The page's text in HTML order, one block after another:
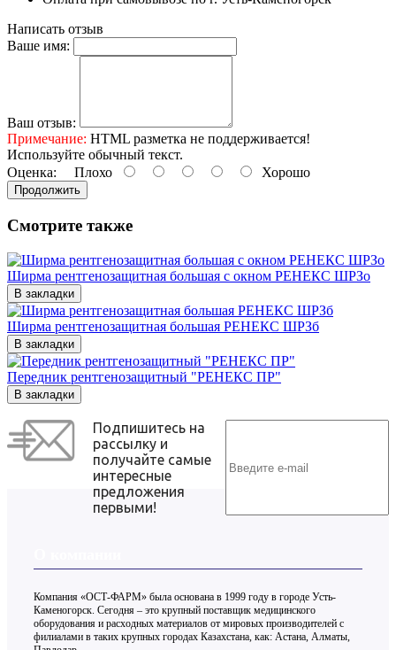
Написать отзыв
Ваше имя:
Ваш отзыв:
Примечание: HTML разметка не поддерживается!
Используйте обычный текст.
Оценка: Плохо Хорошо
Продолжить
Смотрите также
Ширма рентгенозащитная большая с окном РЕНЕКС ШРЗо
В закладки
Ширма рентгенозащитная большая РЕНЕКС ШРЗб
В закладки
Передник рентгенозащитный "РЕНЕКС ПР"
В закладки
Подпишитесь на
рассылку и
получайте самые
интересные
предложения
первыми!
Компания «ОСТ-ФАРМ» была основана в 1999 году в городе Усть-
Каменогорск. Сегодня – это крупный поставщик медицинского
оборудования и расходных материалов от мировых производителей с
филиалами в таких крупных городах Казахстана, как: Астана, Алматы,